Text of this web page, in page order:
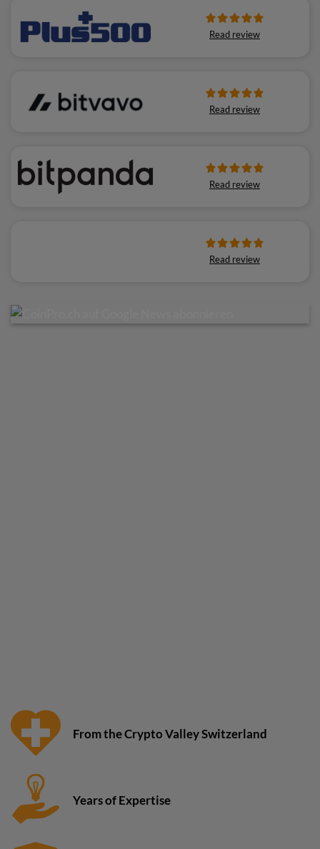
Read review
Read review
Read review
Read review
From the Crypto Valley Switzerland
Years of Expertise